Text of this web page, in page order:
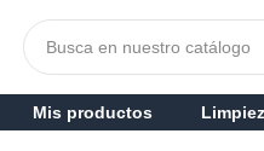
Mis productos